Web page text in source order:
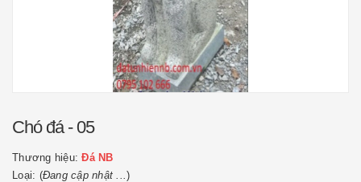
Chó đá - 05
Thương hiệu:Đá NB
Loại: (Đang cập nhật ...)